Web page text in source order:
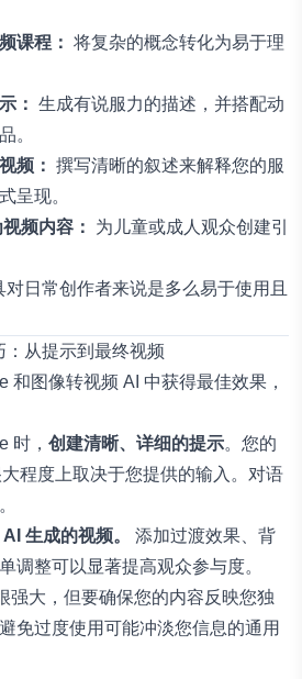
课程： 将复杂的概念转化为易于理
： 生成有说服力的描述，并搭配动
。
频： 撰写清晰的叙述来解释您的服
呈现。
频内容：
为儿童或成人观众创建引
日常创作者来说是多么易于使用且
从提示到最终视频
和图像转视频 AI 中获得最佳效果，
时， 创建清晰、详细的提示。您的
程度上取决于您提供的输入。对语
生成的视频。
添加过渡效果、背
调整可以显著提高观众参与度。
强大，但要确保您的内容反映您独
免过度使用可能冲淡您信息的通用